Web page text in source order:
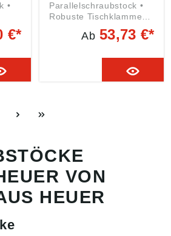
•
€*
Parallelschraubstock •
Robuste Tischklammer •
Kräftige Spannspindel •
Passend für
Compact • Zur
beschädigungsfreien
Befestigung an der
Schraubstock mit
Backenbreite 100 mm.
Angaben gemäß
Produktsicherheitsveror
dnung ((EU) 2023/998):
Brockhaus Heuer
Ab53,73 €*
VON
HEUER